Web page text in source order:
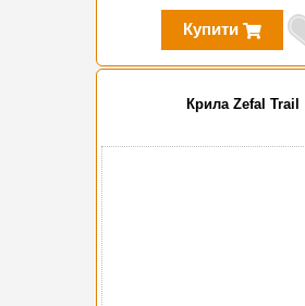
Купити
Крила Zefal Trail